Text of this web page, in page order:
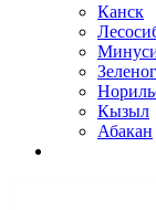
Канск
Кызыл
Абакан